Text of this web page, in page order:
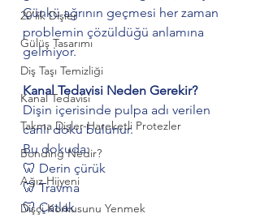
20’lik Dişler
Gülüş Tasarımı
Diş Taşı Temizliği
Kanal Tedavisi
Takma Dişler-Hareketli Protezler
Bonding Nedir?
Ağız Hijyeni
Dişçi Korkusunu Yenmek
Çünkü ağrının geçmesi her zaman
problemin çözüldüğü anlamına
gelmiyor.
Kanal Tedavisi Neden Gerekir?
Dişin içerisinde pulpa adı verilen
canlı doku bulunur.
Bu dokuda:
🦷 Derin çürük
🦷 Travma
🦷 Çatlak